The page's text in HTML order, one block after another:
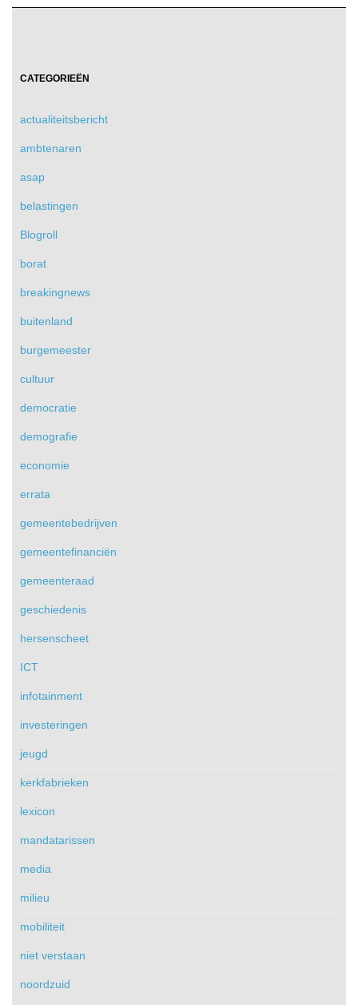
CATEGORIEËN
actualiteitsbericht
ambtenaren
asap
belastingen
Blogroll
borat
breakingnews
buitenland
burgemeester
cultuur
democratie
demografie
economie
errata
gemeentebedrijven
gemeentefinanciën
gemeenteraad
geschiedenis
hersenscheet
ICT
infotainment
investeringen
jeugd
kerkfabrieken
lexicon
mandatarissen
media
milieu
mobiliteit
niet verstaan
noordzuid